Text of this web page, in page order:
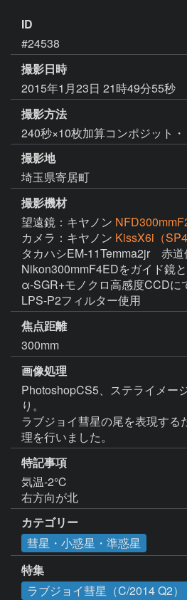
ID
#24538
撮影日時
2015年1月23日 21時49分55秒
撮影方法
240秒×10枚加算コンポジット
撮影地
埼玉県寄居町
撮影機材
望遠鏡：キヤノン
カメラ：キヤノン KissX6i（SP4
タカハシEM-11Temma2jr　赤
Nikon300mmF4EDをガイド鏡
α-SGR+モノクロ高感度CCDに
LPS-P2フィルター使用
焦点距離
300mm
画像処理
PhotoshopCS5、ステライメー
り。
ラブジョイ彗星の尾を表現する
理を行いました。
特記事項
気温-2℃
右方向が北
カテゴリー
彗星・小惑星・準惑星
特集
ラブジョイ彗星（C/2014 Q2）